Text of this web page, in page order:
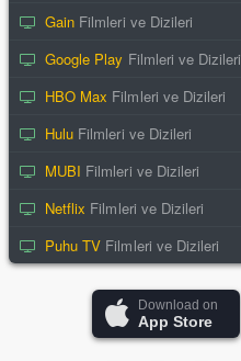
Gain Filmleri ve Dizileri
Google Play Filmleri ve Dizileri
HBO Max Filmleri ve Dizileri
Hulu Filmleri ve Dizileri
MUBI Filmleri ve Dizileri
Netflix Filmleri ve Dizileri
Puhu TV Filmleri ve Dizileri
Download on
App Store